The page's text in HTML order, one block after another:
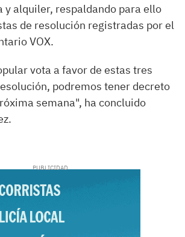
y alquiler, respaldando para ello
de resolución registradas por el
VOX.
vota a favor de estas tres
podremos tener decreto
semana", ha concluido